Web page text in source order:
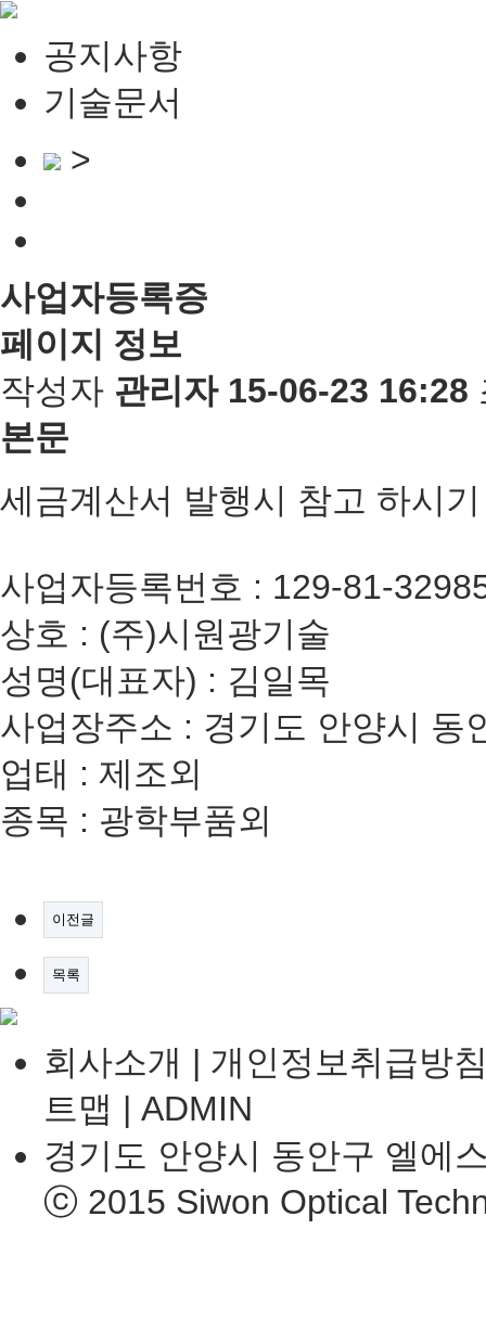
공지사항
기술문서
>
사업자등록증
페이지 정보
작성자 관리자 15-06-23 16:28
본문
세금계산서 발행시 참고 하시
사업자등록번호 : 129-81-
상호 : (주)시원광기술
성명(대표자) : 김일목
사업장주소 : 경기도 안양시 동
업태 : 제조외
종목 : 광학부품외
이전글
목록
회사소개 | 개인정보취급방
트맵 | ADMIN
경기도 안양시 동안구 엘에
ⓒ 2015 Siwon Optical